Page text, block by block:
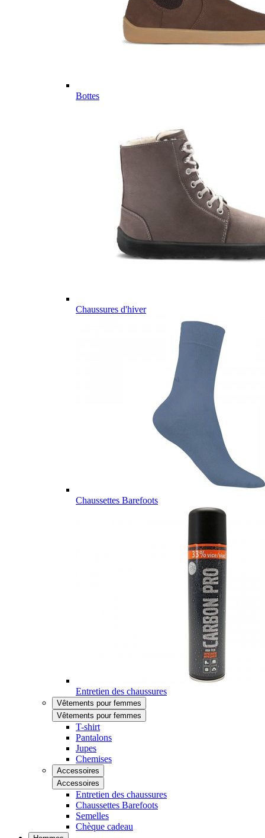
Bottes
Chaussures d'hiver
Chaussettes Barefoots
Entretien des chaussures
Vêtements pour femmes
Vêtements pour femmes
T-shirt
Pantalons
Jupes
Chemises
Accessoires
Accessoires
Entretien des chaussures
Chaussettes Barefoots
Semelles
Chèque cadeau